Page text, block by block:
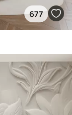
677